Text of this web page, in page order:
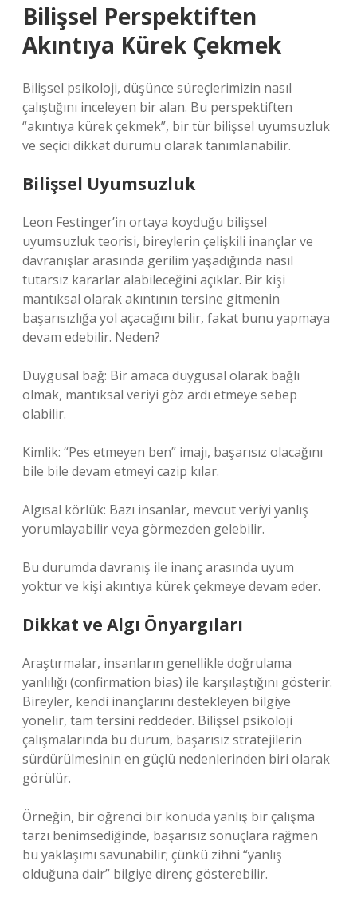
Bilişsel Perspektiften
Akıntıya Kürek Çekmek
Bilişsel psikoloji, düşünce süreçlerimizin nasıl
çalıştığını inceleyen bir alan. Bu perspektiften
“akıntıya kürek çekmek”, bir tür bilişsel uyumsuzluk
ve seçici dikkat durumu olarak tanımlanabilir.
Bilişsel Uyumsuzluk
Leon Festinger’in ortaya koyduğu bilişsel
uyumsuzluk teorisi, bireylerin çelişkili inançlar ve
davranışlar arasında gerilim yaşadığında nasıl
tutarsız kararlar alabileceğini açıklar. Bir kişi
mantıksal olarak akıntının tersine gitmenin
başarısızlığa yol açacağını bilir, fakat bunu yapmaya
devam edebilir. Neden?
Duygusal bağ: Bir amaca duygusal olarak bağlı
olmak, mantıksal veriyi göz ardı etmeye sebep
olabilir.
Kimlik: “Pes etmeyen ben” imajı, başarısız olacağını
bile bile devam etmeyi cazip kılar.
Algısal körlük: Bazı insanlar, mevcut veriyi yanlış
yorumlayabilir veya görmezden gelebilir.
Bu durumda davranış ile inanç arasında uyum
yoktur ve kişi akıntıya kürek çekmeye devam eder.
Dikkat ve Algı Önyargıları
Araştırmalar, insanların genellikle doğrulama
yanlılığı (confirmation bias) ile karşılaştığını gösterir.
Bireyler, kendi inançlarını destekleyen bilgiye
yönelir, tam tersini reddeder. Bilişsel psikoloji
çalışmalarında bu durum, başarısız stratejilerin
sürdürülmesinin en güçlü nedenlerinden biri olarak
görülür.
Örneğin, bir öğrenci bir konuda yanlış bir çalışma
tarzı benimsediğinde, başarısız sonuçlara rağmen
bu yaklaşımı savunabilir; çünkü zihni “yanlış
olduğuna dair” bilgiye direnç gösterebilir.